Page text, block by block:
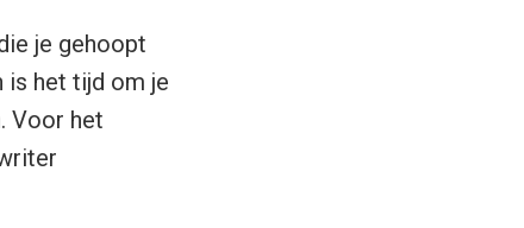
je gehoopt
is het tijd om je
Voor het